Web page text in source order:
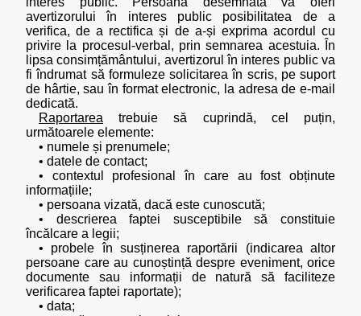
avertizorului în interes public posibilitatea de a
verifica, de a rectifica și de a-și exprima acordul cu
privire la procesul-verbal, prin semnarea acestuia. În
lipsa consimțământului, avertizorul în interes public va
fi îndrumat să formuleze solicitarea în scris, pe suport
de hârtie, sau în format electronic, la adresa de e-mail
dedicată.
Raportarea trebuie să cuprindă, cel puțin,
următoarele elemente:
• numele și prenumele;
• datele de contact;
• contextul profesional în care au fost obținute
informațiile;
• persoana vizată, dacă este cunoscută;
• descrierea faptei susceptibile să constituie
încălcare a legii;
• probele în susținerea raportării (indicarea altor
persoane care au cunoștință despre eveniment, orice
documente sau informații de natură să faciliteze
verificarea faptei raportate);
• data;